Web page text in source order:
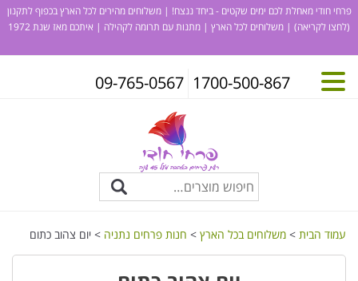
פרחי חודי מאחלת לכם ימים שקטים - ביחד ננצח! | משלוחים מהירים לכל הארץ בכפוף לתקנון
(לחצו לקריאה) | משלוחים לכל הארץ | מתנות עם תרומה לקהילה | איתכם מאז שנת 1972
1700-500-867
09-765-0567
עמוד הבית > משלוחים בכל הארץ > חנות פרחים נתניה > יום צהוב כתום